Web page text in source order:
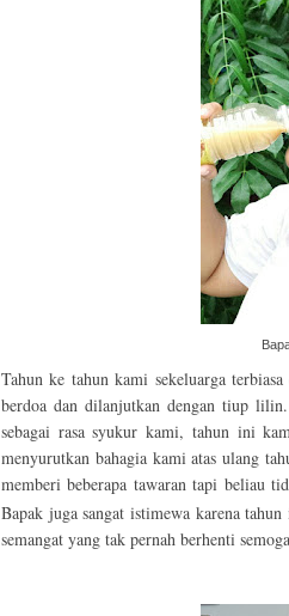
Tahun ke tahun kami sekeluarga
berdoa dan dilanjutkan dengan tiup
sebagai rasa syukur kami, tahun ini
menyurutkan bahagia kami atas ulang
memberi beberapa tawaran tapi beliau
Bapak juga sangat istimewa karena
semangat yang tak pernah berhenti